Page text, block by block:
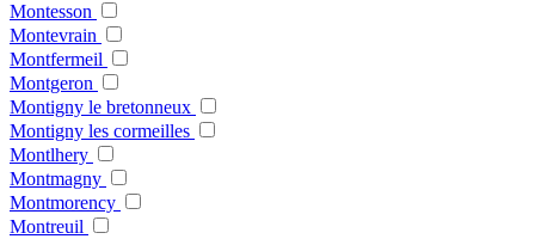
Montesson
Montevrain
Montfermeil
Montgeron
Montigny le bretonneux
Montigny les cormeilles
Montlhery
Montmagny
Montmorency
Montreuil